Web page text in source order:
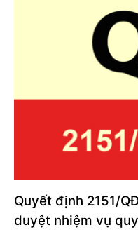
Quyết định 2151/
duyệt nhiệm vụ